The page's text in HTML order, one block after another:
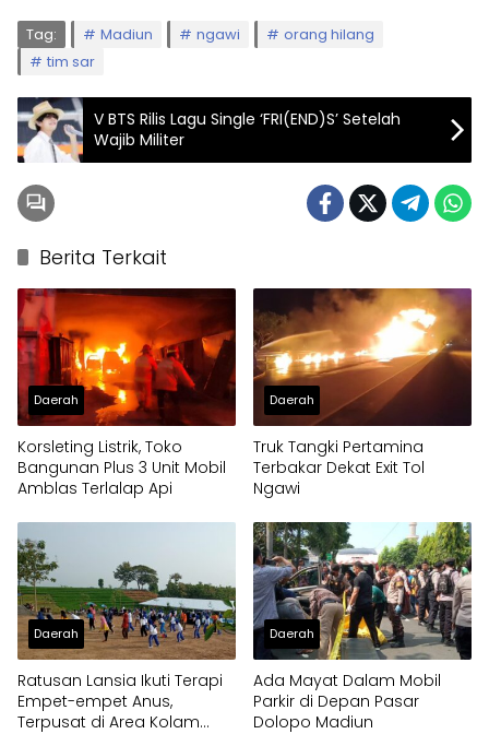
Tag: Madiun ngawi
orang hilang
tim sar
V BTS Rilis Lagu Single ‘FRI(END)S’ Setelah
Wajib Militer
Berita Terkait
Daerah
Korsleting Listrik, Toko
Bangunan Plus 3 Unit Mobil
Amblas Terlalap Api
Daerah
Truk Tangki Pertamina
Terbakar Dekat Exit Tol
Ngawi
Daerah
Ratusan Lansia Ikuti Terapi
Empet-empet Anus,
Terpusat di Area Kolam
Daerah
Ada Mayat Dalam Mobil
Parkir di Depan Pasar
Dolopo Madiun